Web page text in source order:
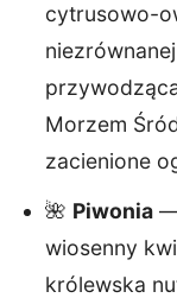
cytrusowo-
Morzem
zacienione
🌺 Piwonia—
wiosenny
królewska